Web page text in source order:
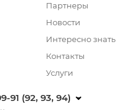
Партнеры
Новости
Интересно знать
Контакты
Услуги
91 (92, 93, 94)